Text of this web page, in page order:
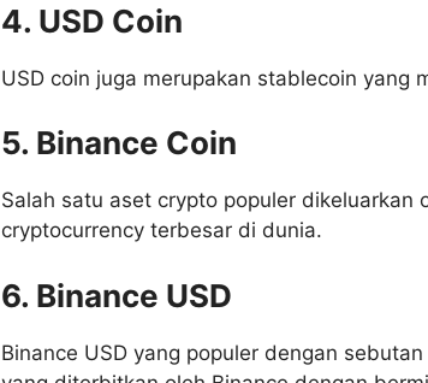
4. USD Coin
USD coin juga merupakan stablecoin yang
5. Binance Coin
Salah satu aset crypto populer dikeluarkan
cryptocurrency terbesar di dunia.
6. Binance USD
Binance USD yang populer dengan